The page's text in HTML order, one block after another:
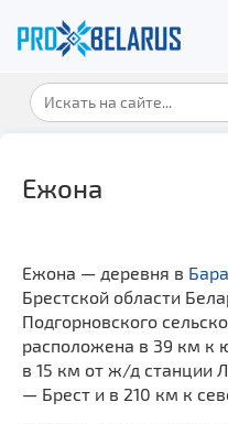
Ежона
Ежона — деревня в
Брестской области
Подгорновского
расположена в 39 км к
в 15 км от ж/д станции
— Брест и в 210 км к